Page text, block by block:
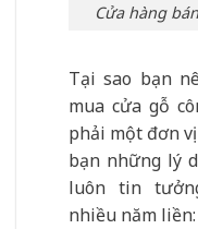
Cửa hàng
Tại sao bạn
mua cửa gỗ
phải một đơn
bạn những lý
luôn tin
nhiều năm liền: